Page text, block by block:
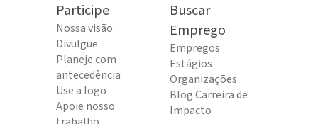
Participe
Nossa visão
Divulgue
Planeje com
antecedência
Use a logo
Apoie nosso
Buscar
Emprego
Empregos
Estágios
Organizações
Blog Carreira de
Impacto